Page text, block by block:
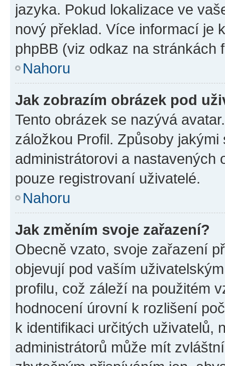
jazyka. Pokud lokalizace ve
nový překlad. Více informací je
phpBB (viz odkaz na stránkách
Nahoru
Jak zobrazím obrázek pod
Tento obrázek se nazývá
záložkou Profil. Způsoby
administrátorovi a nastavených
pouze registrovaní uživatelé.
Nahoru
Jak změním svoje zařazení?
Obecně vzato, svoje zařazení
objevují pod vaším
profilu, což záleží na použitém
hodnocení úrovní k rozlišení
k identifikaci určitých uživatelů,
administrátorů může mít